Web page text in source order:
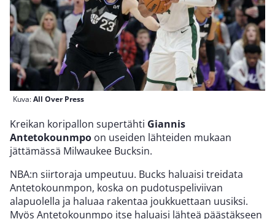
Kuva:All Over Press
Kreikan koripallon supertähti Giannis
Antetokounmpo on useiden lähteiden mukaan
jättämässä Milwaukee Bucksin.
NBA:n siirtoraja umpeutuu. Bucks haluaisi treidata
Antetokounmpon, koska on pudotuspeliviivan
alapuolella ja haluaa rakentaa joukkuettaan uusiksi.
Myös Antetokounmpo itse haluaisi lähteä päästäkseen